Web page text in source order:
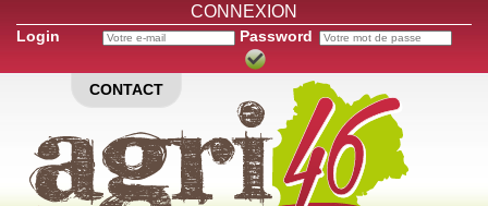
CONNEXION
Login Password
CONTACT